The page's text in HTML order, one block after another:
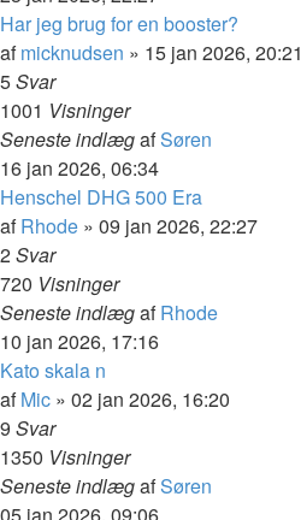
Har jeg brug for en booster?
afmicknudsen » 15 jan 2026, 20:21
5Svar
1001 Visninger
Seneste indlægafSøren
16 jan 2026, 06:34
Henschel DHG 500 Era
afRhode » 09 jan 2026, 22:27
2Svar
720 Visninger
Seneste indlægafRhode
10 jan 2026, 17:16
Kato skala n
afMic » 02 jan 2026, 16:20
9 Svar
1350 Visninger
Seneste indlægafSøren